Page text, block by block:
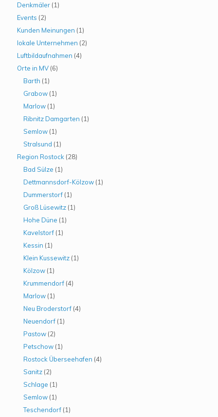
Denkmäler (1)
Events (2)
Kunden Meinungen (1)
lokale Unternehmen (2)
Luftbildaufnahmen (4)
Orte in MV (6)
Barth (1)
Grabow (1)
Marlow (1)
Ribnitz Damgarten (1)
Semlow (1)
Stralsund (1)
Region Rostock (28)
Bad Sülze (1)
Dettmannsdorf-Kölzow (1)
Dummerstorf (1)
Groß Lüsewitz (1)
Hohe Düne (1)
Kavelstorf (1)
Kessin (1)
Klein Kussewitz (1)
Kölzow (1)
Krummendorf (4)
Marlow (1)
Neu Broderstorf (4)
Neuendorf (1)
Pastow (2)
Petschow (1)
Rostock Überseehafen (4)
Sanitz (2)
Schlage (1)
Semlow (1)
Teschendorf (1)